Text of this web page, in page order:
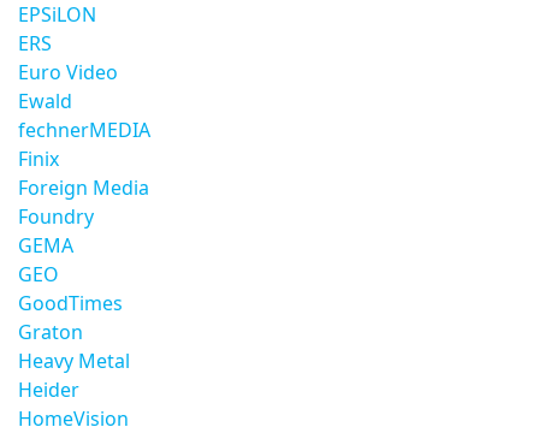
EPSiLON
ERS
Euro Video
Ewald
fechnerMEDIA
Finix
Foreign Media
Foundry
GEMA
GEO
GoodTimes
Graton
Heavy Metal
Heider
HomeVision